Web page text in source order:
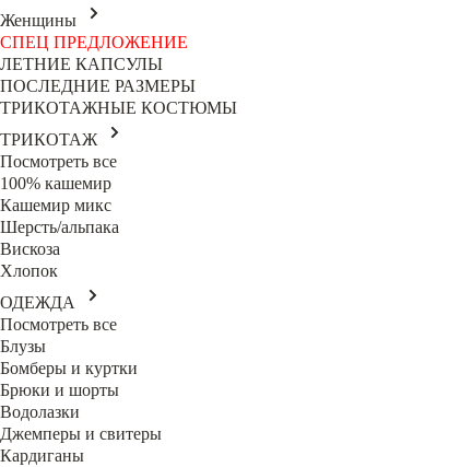
Женщины
СПЕЦ ПРЕДЛОЖЕНИЕ
ЛЕТНИЕ КАПСУЛЫ
ПОСЛЕДНИЕ РАЗМЕРЫ
ТРИКОТАЖНЫЕ КОСТЮМЫ
ТРИКОТАЖ
Посмотреть все
100% кашемир
Кашемир микс
Шерсть/альпака
Вискоза
Хлопок
ОДЕЖДА
Посмотреть все
Блузы
Бомберы и куртки
Брюки и шорты
Водолазки
Джемперы и свитеры
Кардиганы